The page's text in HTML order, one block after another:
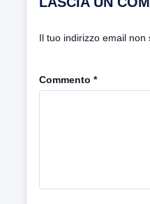
Il tuo indirizzo email non
Commento *